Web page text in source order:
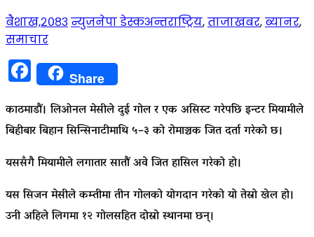
बैशाख,२०८३ न्युजनेपा डेस्कअन्तराष्ट्रिय,ताजाखबर,ब्यानर,
समाचार
Facebook
Share
काठमाडौं। लिओनल मेसीले दुई गोल र एक असिस्ट गरेपछि इन्टर मियामीले
बिहीबार बिहान सिन्सिनाटीमाथि ५–३ को रोमाञ्चक जित दर्ता गरेको छ।
यससँगै मियामीले लगातार सातौं अवे जित हासिल गरेको हो।
यस सिजन मेसीले कम्तीमा तीन गोलको योगदान गरेको यो तेस्रो खेल हो।
उनी अहिले लिगमा १२ गोलसहित दोस्रो स्थानमा छन्।